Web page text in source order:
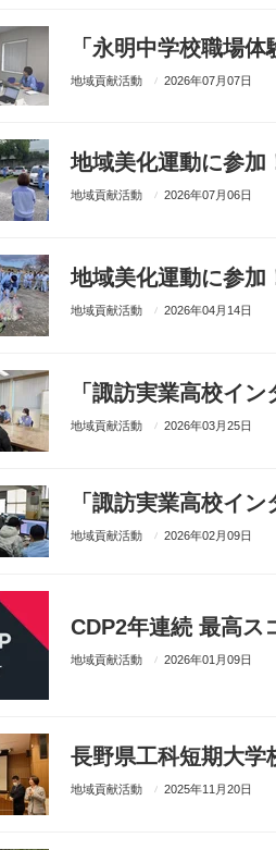
「永明中学校職場
地域貢献活動 2026年07月07日
地域美化運動に参加
地域貢献活動 2026年07月06日
地域美化運動に参加
地域貢献活動 2026年04月14日
「諏訪実業高校イ
地域貢献活動 2026年03月25日
「諏訪実業高校イ
地域貢献活動 2026年02月09日
CDP2年連続 最高ス
地域貢献活動 2026年01月09日
長野県工科短期大学
地域貢献活動 2025年11月20日